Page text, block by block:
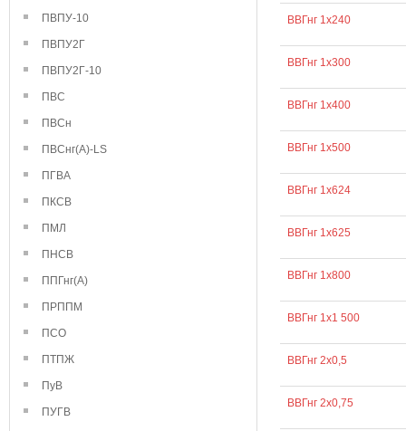
ПВПУ-10
ПВПУ2Г
ПВПУ2Г-10
ПВС
ПВСн
ПВСнг(А)-LS
ПГВА
ПКСВ
ПМЛ
ПНСВ
ППГнг(А)
ПРППМ
ПСО
ПТПЖ
ПуВ
ПУГВ
ВВГнг 1х240
ВВГнг 1х300
ВВГнг 1х400
ВВГнг 1х500
ВВГнг 1х624
ВВГнг 1х625
ВВГнг 1х800
ВВГнг 1х1 500
ВВГнг 2х0,5
ВВГнг 2х0,75